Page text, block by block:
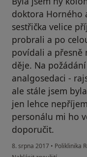
doktora Horného
sestřička velice
probrali a po
povídali a přesně
děje. Na
analgosedaci -
ale stále jsem
jen lehce
personálu mi ho
doporučit.
8. srpna 2017 • Poliklinika
podle názoru uživatele Váš